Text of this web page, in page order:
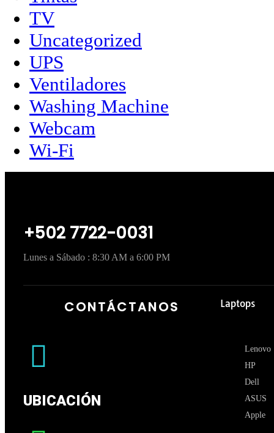
TV
Uncategorized
UPS
Ventiladores
Washing Machine
Webcam
Wi-Fi
+502 7722-0031
Lunes a Sábado : 8:30 AM a 6:00 PM
CONTÁCTANOS
UBICACIÓN
Laptops
Lenovo
HP
Dell
ASUS
Apple